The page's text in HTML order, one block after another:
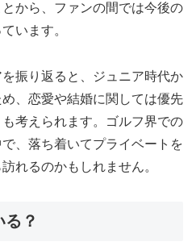
から、ファンの間では今後の
います。
振り返ると、ジュニア時代か
、恋愛や結婚に関しては優先
考えられます。ゴルフ界での
、落ち着いてプライベートを
れるのかもしれません。
？